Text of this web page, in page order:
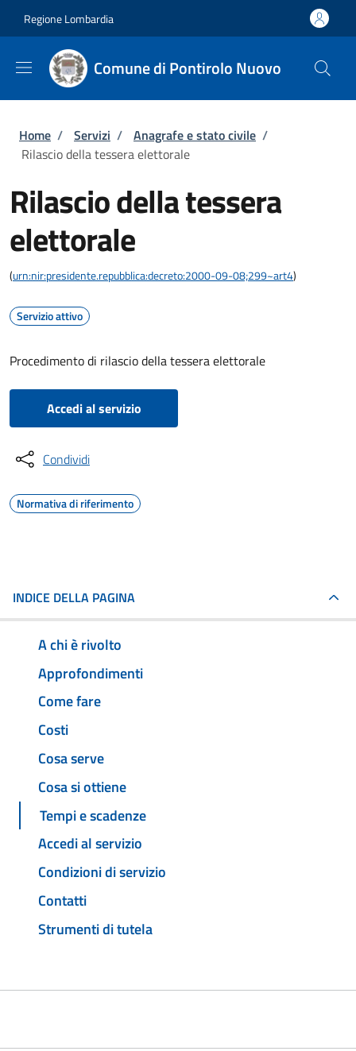
Regione Lombardia
Comune di Pontirolo Nuovo
Briciole di pane
Home / Servizi / Anagrafe e stato civile /
Rilascio della tessera elettorale
Rilascio della tessera
elettorale
(urn:nir:presidente.repubblica:decreto:2000-09-08;299~art4)
Servizio attivo
Procedimento di rilascio della tessera elettorale
Accedi al servizio
Condividi
Normativa di riferimento
INDICE DELLA PAGINA
A chi è rivolto
Approfondimenti
Come fare
Costi
Cosa serve
Cosa si ottiene
Tempi e scadenze
Accedi al servizio
Condizioni di servizio
Contatti
Strumenti di tutela